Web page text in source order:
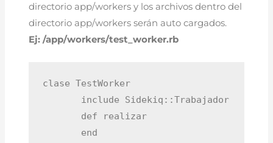
directorio app/workers y los archivos dentro del
directorio app/workers serán auto cargados.
Ej: /app/workers/test_worker.rb
clase TestWorker
       include Sidekiq::Trabajador
       def realizar
       end